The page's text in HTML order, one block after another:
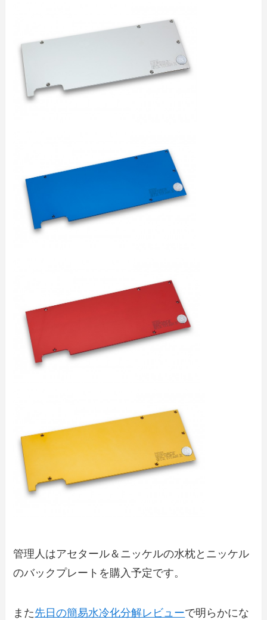
管理人はアセタール＆ニッケルの水枕とニッケル
のバックプレートを購入予定です。
また先日の簡易水冷化分解レビューで明らかにな